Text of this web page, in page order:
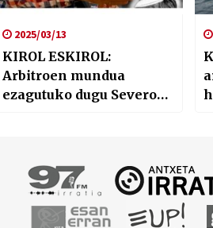
2025/03/13
KIROL ESKIROL:
Arbitroen mundua
ezagutuko dugu Severo